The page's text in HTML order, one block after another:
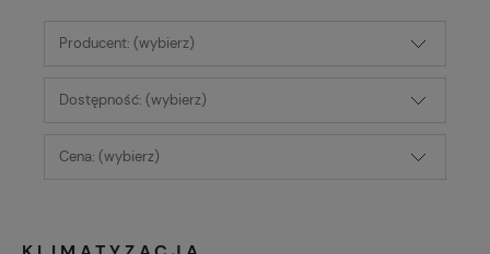
Producent: (wybierz)
Dostępność: (wybierz)
Cena: (wybierz)